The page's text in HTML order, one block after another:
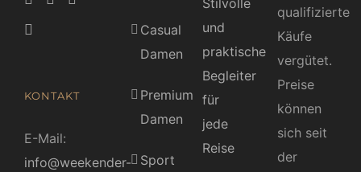
KONTAKT
E-Mail:
info@weekender-
Casual
Damen
Premium
Damen
Sport
Stilvolle
und
praktische
Begleiter
für
jede
Reise
qualifizierte
Käufe
vergütet.
Preise
können
sich seit
der